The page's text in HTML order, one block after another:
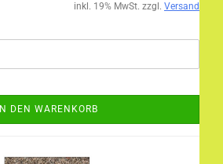
inkl. 19% MwSt. zzgl. Versand
IN DEN WARENKORB